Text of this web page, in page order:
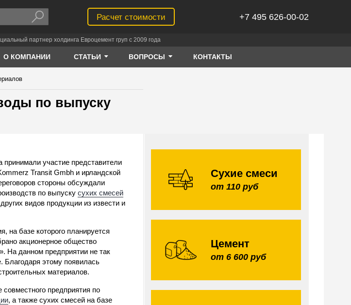
Расчет стоимости +7 495 626-00-02
партнер холдинга Евроцемент груп с 2009 года
О КОМПАНИИ СТАТЬИ ВОПРОСЫ КОНТАКТЫ
по выпуску
принимали участие представители
Transit Gmbh и ирландской
стороны обсуждали
по выпускусухих смесей
видов продукции из извести и
на базе которого планируется
акционерное общество
На данном предприятии не так
Благодаря этому появилась
материалов.
предприятия по
, а также сухих смесей на базе
Сухие смеси
от 110 руб
Цемент
от 6 600 руб